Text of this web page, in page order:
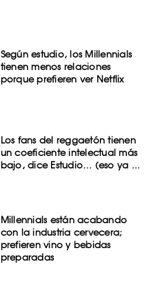
Según estudio, los Millennials
tienen menos relaciones
porque prefieren ver Netflix
Los fans del reggaetón tienen
un coeficiente intelectual más
bajo, dice Estudio… (eso ya ...
Millennials están acabando
con la industria cervecera;
prefieren vino y bebidas
preparadas